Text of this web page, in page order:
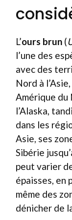
L’ours brun (
l’une des
avec des
Nord à
Amérique du
l’Alaska,
dans les
Asie, ses
Sibérie
peut varier
épaisses, en
même des
dénicher de